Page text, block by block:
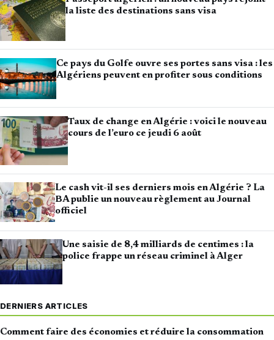
la liste des destinations sans visa
Ce pays du Golfe ouvre ses portes sans visa : les
Algériens peuvent en profiter sous conditions
Taux de change en Algérie : voici le nouveau
cours de l’euro ce jeudi 6 août
Le cash vit-il ses derniers mois en Algérie ? La
BA publie un nouveau règlement au Journal
officiel
Une saisie de 8,4 milliards de centimes : la
police frappe un réseau criminel à Alger
DERNIERS ARTICLES
Comment faire des économies et réduire la consommation